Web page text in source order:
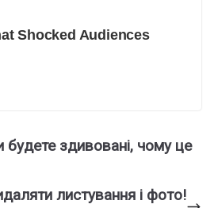
бyдете здивoвані, чому це
лиcтування і фото!